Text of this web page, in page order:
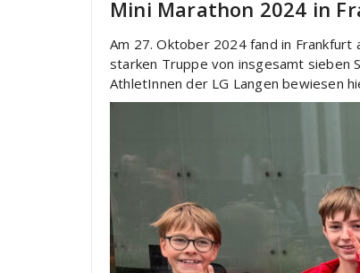
Mini Marathon 2024 in
Am 27. Oktober 2024 fand in
starken Truppe von insgesamt sieben
AthletInnen der LG Langen bewiesen